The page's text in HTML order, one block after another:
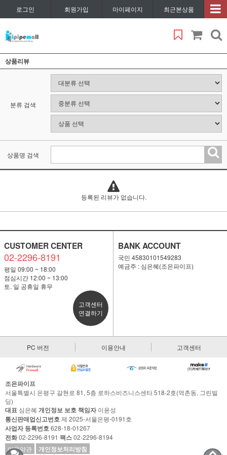
로그인 회원가입 마이페이지 최근본상품
상품리뷰
분류 검색
상품명 검색
등록된 리뷰가 없습니다.
CUSTOMER CENTER
02-2296-8191
평일 09:00 ~ 18:00
점심시간 12:00 ~ 13:00
토. 일 공휴일 휴무
고객센터
연결하기
BANK ACCOUNT
국민 45830101549283
예금주 : 심은혜(조은파이프)
PC 버전 이용안내 고객센터
조은파이프
서울특별시 은평구 갈현로 81, 5층 로하스비즈니스센타 518-2호(역촌동, 그린빌
딩)
대표 심은혜 개인정보 보호 책임자이윤성
통신판매업신고번호제 2025-서울은평-0191호
사업자 등록번호628-18-01267
전화02-2296-8191 팩스02-2296-8194
이용약관
개인정보처리방침